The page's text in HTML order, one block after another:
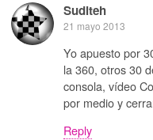
Suditeh
21 mayo 2013
Yo apuesto por
la 360, otros 30
consola, vídeo
por medio y
Reply